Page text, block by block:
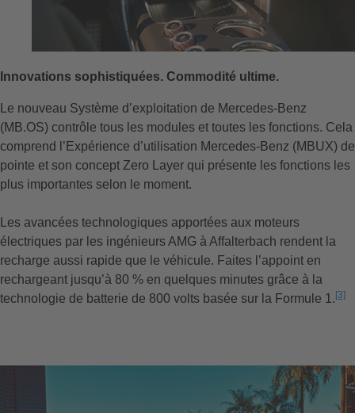
Innovations sophistiquées. Commodité ultime.
Le nouveau Système d’exploitation de Mercedes-Benz
(MB.OS) contrôle tous les modules et toutes les fonctions. Cela
comprend l’Expérience d’utilisation Mercedes-Benz (MBUX) de
pointe et son concept Zero Layer qui présente les fonctions les
plus importantes selon le moment.
Les avancées technologiques apportées aux moteurs
électriques par les ingénieurs AMG à Affalterbach rendent la
recharge aussi rapide que le véhicule. Faites l’appoint en
rechargeant jusqu’à 80 % en quelques minutes grâce à la
technologie de batterie de 800 volts basée sur la Formule 1.[3]